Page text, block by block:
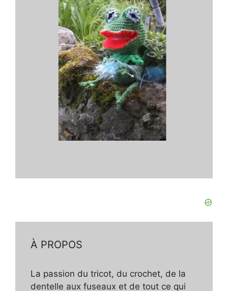
À PROPOS
La passion du tricot, du crochet, de la
dentelle aux fuseaux et de tout ce qui